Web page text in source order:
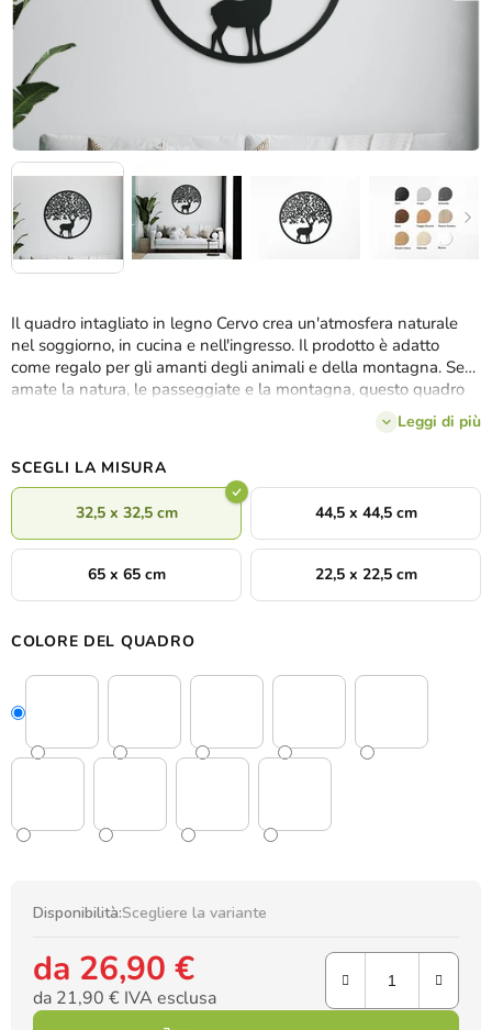
Il quadro intagliato in legno Cervo crea un'atmosfera naturale
nel soggiorno, in cucina e nell'ingresso. Il prodotto è adatto
come regalo per gli amanti degli animali e della montagna. Se
amate la natura, le passeggiate e la montagna, questo quadro
Leggi di più
SCEGLI LA MISURA
32,5 x 32,5 cm 44,5 x 44,5 cm
65 x 65 cm 22,5 x 22,5 cm
COLORE DEL QUADRO
Disponibilità:Scegliere la variante
da 26,90 €
da 21,90 € IVA esclusa
Prezzo della misura: